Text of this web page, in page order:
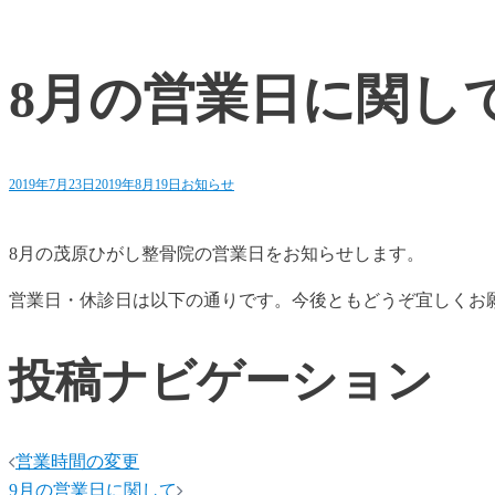
8月の営業日に関し
2019年7月23日 2019年8月19日 お知らせ
8月の茂原ひがし整骨院の営業日をお知らせします。
営業日・休診日は以下の通りです。今後ともどうぞ宜しくお
投稿ナビゲーション
営業時間の変更
9月の営業日に関して